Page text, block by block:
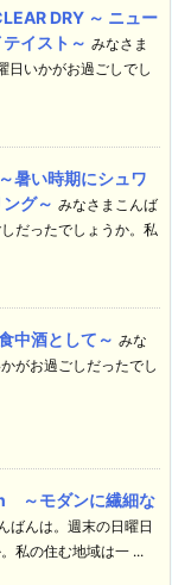
DRY ～ ニュー
イスト～ みなさま
日いかがお過ごしでし
暑い時期にシュワ
グ～ みなさまこんば
だったでしょうか。私
中酒として～ みな
がお過ごしだったでし
～モダンに繊細な
ばんは。週末の日曜日
私の住む地域は一 ...